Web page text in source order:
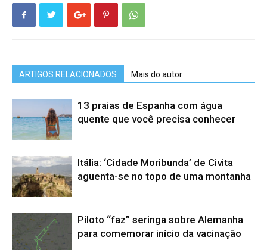
ARTIGOS RELACIONADOS Mais do autor
13 praias de Espanha com água
quente que você precisa conhecer
Itália: ‘Cidade Moribunda’ de Civita
aguenta-se no topo de uma montanha
Piloto “faz” seringa sobre Alemanha
para comemorar início da vacinação